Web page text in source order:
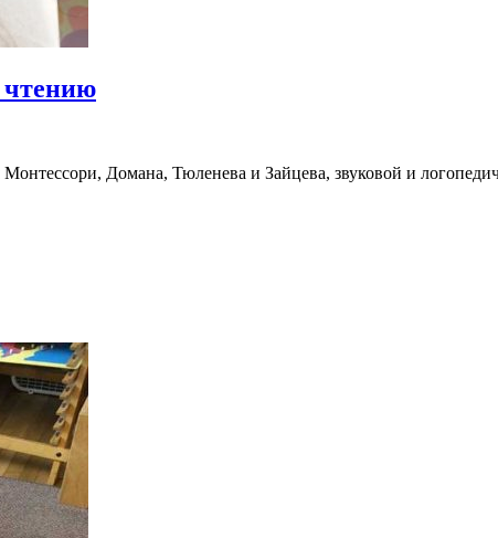
чтению
Домана, Тюленева и Зайцева, звуковой и